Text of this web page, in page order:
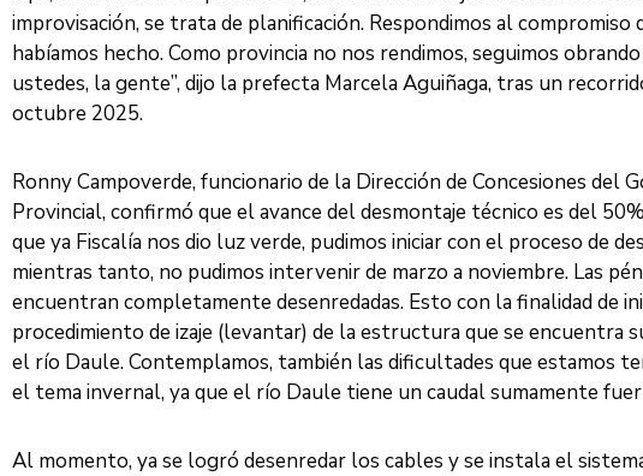
improvisación, se trata de planificación. Respondimos al compromiso
habíamos hecho. Como provincia no nos rendimos, seguimos
ustedes, la gente”, dijo la prefecta Marcela Aguiñaga, tras un
octubre 2025.
Ronny Campoverde, funcionario de la Dirección de Concesiones del
Provincial, confirmó que el avance del desmontaje técnico es del
que ya Fiscalía nos dio luz verde, pudimos iniciar con el proceso de
mientras tanto, no pudimos intervenir de marzo a noviembre. Las
encuentran completamente desenredadas. Esto con la finalidad de
procedimiento de izaje (levantar) de la estructura que se encuentra
el río Daule. Contemplamos, también las dificultades que estamos
el tema invernal, ya que el río Daule tiene un caudal sumamente
Al momento, ya se logró desenredar los cables y se instala el